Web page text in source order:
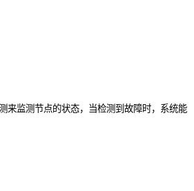
来监测节点的状态，当检测到故障时，系统能